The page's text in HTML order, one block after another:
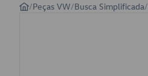
/Peças VW/Busca Simplificada/